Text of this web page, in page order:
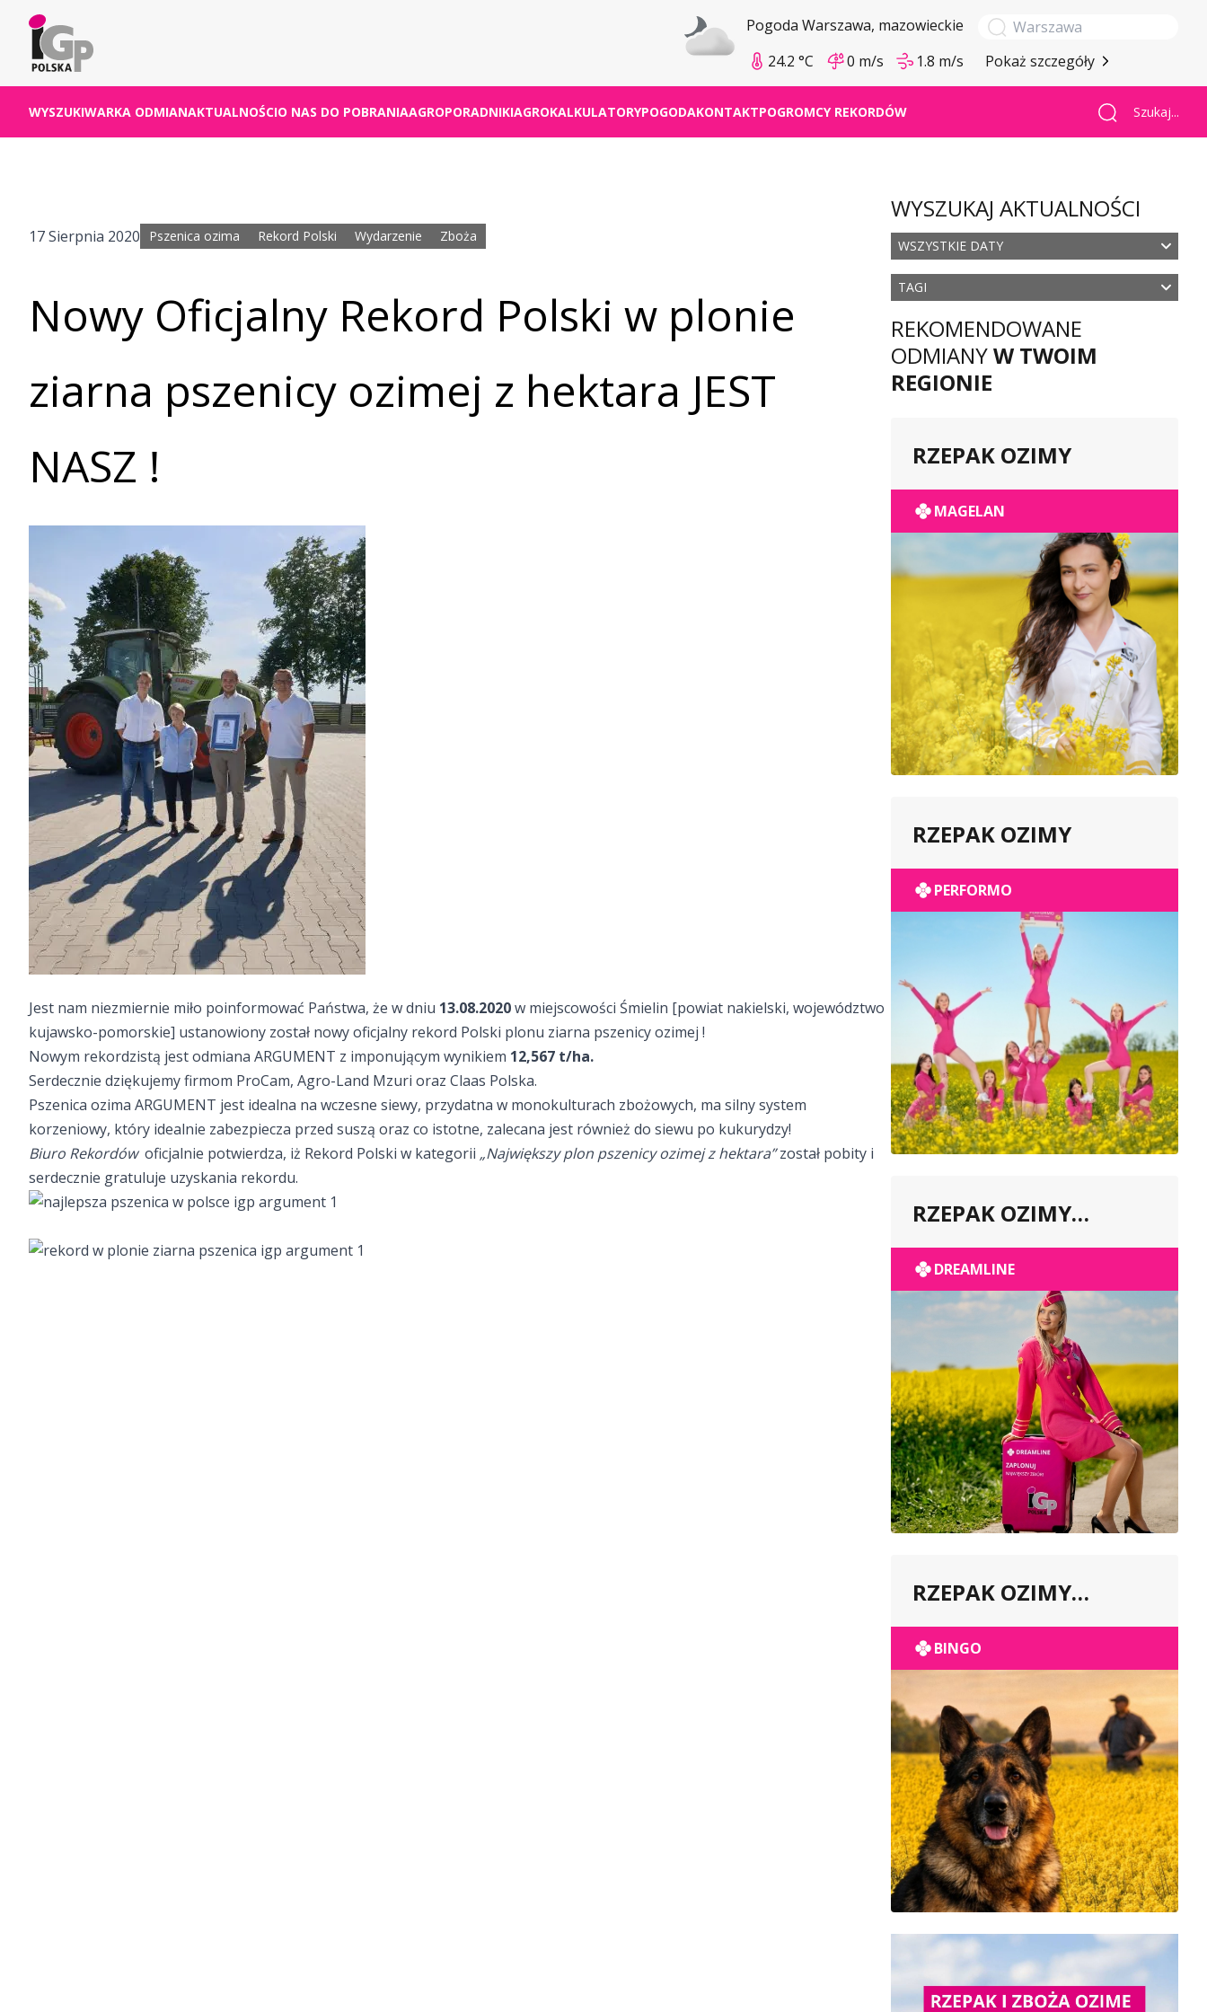
Pogoda Warszawa, mazowieckie
24.2 °C
0 m/s 1.8 m/s Pokaż szczegóły
WYSZUKIWARKA ODMIANAKTUALNOŚCIO NAS DO POBRANIAAGROPORADNIKIAGROKALKULATORYPOGODAKONTAKTPOGROMCY REKORDÓW Szukaj...
17 Sierpnia 2020 Pszenica ozima Rekord Polski Wydarzenie Zboża
Nowy Oficjalny Rekord Polski w plonie
ziarna pszenicy ozimej z hektara JEST
NASZ !
Jest nam niezmiernie miło poinformować Państwa, że w dniu 13.08.2020w miejscowości Śmielin [powiat nakielski, województwo
kujawsko-pomorskie] ustanowiony został nowy oficjalny rekord Polski plonu ziarna pszenicy ozimej !
Nowym rekordzistą jest odmiana ARGUMENT z imponującym wynikiem 12,567 t/ha.
Serdecznie dziękujemy firmom ProCam, Agro-Land Mzuri oraz Claas Polska.
Pszenica ozima ARGUMENT jest idealna na wczesne siewy, przydatna w monokulturach zbożowych, ma silny system
korzeniowy, który idealnie zabezpiecza przed suszą oraz co istotne, zalecana jest również do siewu po kukurydzy!
Biuro Rekordówoficjalnie potwierdza, iż Rekord Polski w kategorii „Największy plon pszenicy ozimej z hektara”został pobity i
serdecznie gratuluje uzyskania rekordu.
WYSZUKAJ AKTUALNOŚCI
WSZYSTKIE DATY
TAGI
REKOMENDOWANE
ODMIANYW TWOIM
REGIONIE
RZEPAK OZIMY
MAGELAN
RZEPAK OZIMY
PERFORMO
RZEPAK OZIMY
POPULACYJNY
DREAMLINE
RZEPAK OZIMY
POPULACYJNY
BINGO